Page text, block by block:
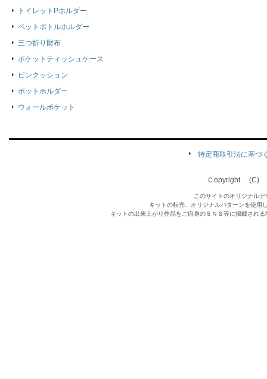
トイレットPホルダー
ペットボトルホルダー
三つ折り財布
ポケットティッシュケース
ピンクッション
ポットホルダー
ウォールポケット
特定商取引法に基づ
Ｃopyright (C)
このサイトのオリジナル
キットの転売、オリジナルパターンを使用
キットの出来上がり作品をご自身のＳＮＳ等に掲載され